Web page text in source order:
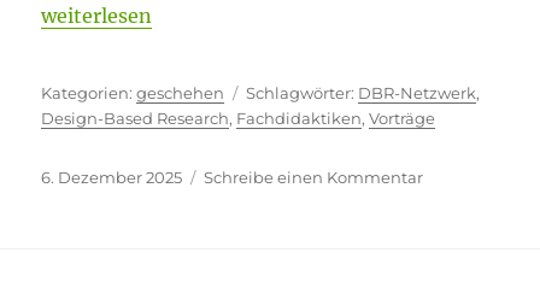
„Es lebt“
weiterlesen
Kategorien
geschehen Schlagwörter
DBR-Netzwerk,
Design-Based Research, Fachdidaktiken,Vorträge
Veröffentlicht
6. Dezember 2025 Schreibe einen Kommentarzu